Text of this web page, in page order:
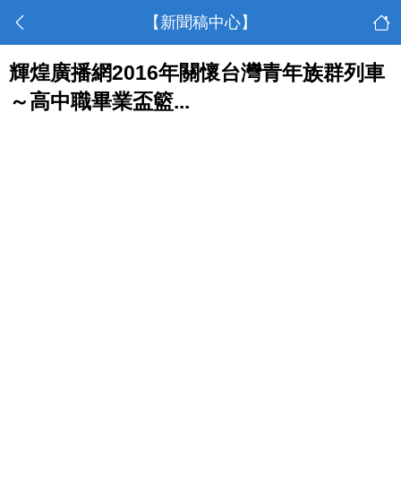
【新聞稿中心】
輝煌廣播網2016年關懷台灣青年族群列車
～高中職畢業盃籃...